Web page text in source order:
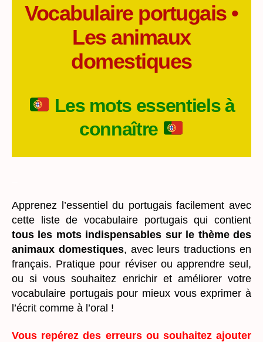
Vocabulaire portugais •
Les animaux
domestiques
Les mots essentiels à
connaître
Apprenez l’essentiel du portugais facilement avec
cette liste de vocabulaire portugais qui contient
tous les mots indispensables sur le thème des
animaux domestiques, avec leurs traductions en
français. Pratique pour réviser ou apprendre seul,
ou si vous souhaitez enrichir et améliorer votre
vocabulaire portugais pour mieux vous exprimer à
l’écrit comme à l’oral !
Vous repérez des erreurs ou souhaitez ajouter